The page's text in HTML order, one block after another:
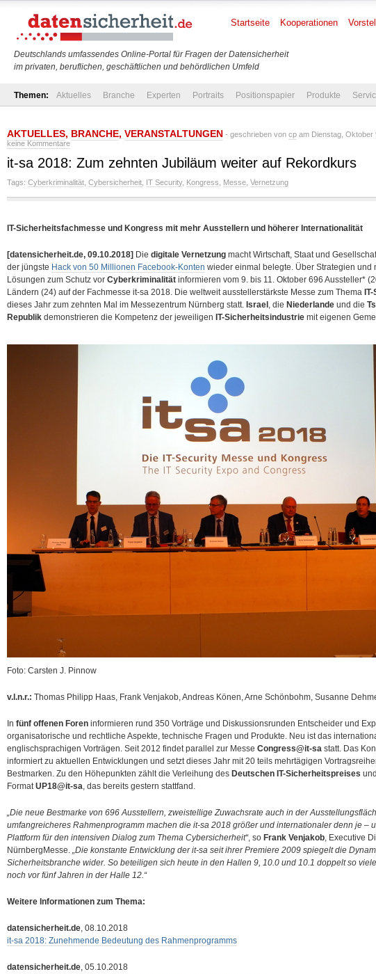
Deutschlands umfassendes Online-Portal für Fragen der Datensicherheit
im privaten, beruflichen, geschäftlichen und behördlichen Umfeld
Startseite Kooperationen
Themen: Aktuelles Branche Experten Portraits Positionspapier Produkte
AKTUELLES, BRANCHE, VERANSTALTUNGEN - geschrieben von cp am Dienstag, Oktober
keine Kommentare
it-sa 2018: Zum zehnten Jubiläum weiter auf Rekordkurs
Tags: Cyberkriminalität Cybersicherheit IT Security, Kongress Messe Vernetzung
IT-Sicherheitsfachmesse und Kongress mit mehr Ausstellern und höherer Internationalität
[datensicherheit.de, 09.10.2018] Die digitale Vernetzung macht Wirtschaft, Staat und
der jüngste Hack von 50 Millionen Facebook-Konten wieder einmal belegte. Über Strategien und
Lösungen zum Schutz vor Cyberkriminalität informieren vom 9. bis 11. Oktober 696 Aussteller*
Ländern (24) auf der Fachmesse it-sa 2018. Die weltweit ausstellerstärkste Messe zum Thema
dieses Jahr zum zehnten Mal im Messezentrum Nürnberg statt. Israel , die Niederlande und die
Republik demonstrieren die Kompetenz der jeweiligen IT-Sicherheitsindustrie mit eigenen
Foto: Carsten J. Pinnow
v.l.n.r.: Thomas Philipp Haas, Frank Venjakob, Andreas Könen, Arne Schönbohm, Susanne
In fünf offenen Foren informieren rund 350 Vorträge und Diskussionsrunden Entscheider und
organisatorische und rechtliche Aspekte, technische Fragen und Produkte. Neu ist das
englischsprachigen Vorträgen. Seit 2012 findet parallel zur Messe Congress@it-sa statt. Das
informiert zu aktuellen Entwicklungen und setzt dieses Jahr mit 20 teils mehrtägigen
Bestmarken. Zu den Höhepunkten zählt die Verleihung des Deutschen IT-Sicherheitspreises
FormatUP18@it-sa, das bereits gestern stattfand.
„Die neue Bestmarke von 696 Ausstellern, zweistellige Zuwachsrate auch in der
umfangreicheres Rahmenprogramm machen die it-sa 2018 größer und internationaler denn je –
Plattform für den intensiven Dialog zum Thema Cybersicherheit“, so Frank Venjakob, Executive
NürnbergMesse. „Die konstante Entwicklung der it-sa seit ihrer Premiere 2009 spiegelt die
Sicherheitsbranche wider. So beteiligen sich heute in den Hallen 9, 10.0 und 10.1 doppelt so
noch vor fünf Jahren in der Halle 12.“
Weitere Informationen zum Thema:
datensicherheit.de, 08.10.2018
it-sa 2018: Zunehmende Bedeutung des Rahmenprogramms
datensicherheit.de, 05.10.2018